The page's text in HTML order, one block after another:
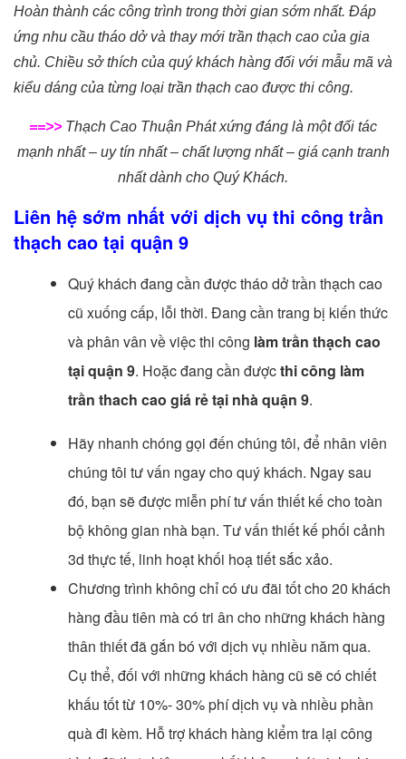
Hoàn thành các công trình trong thời gian sớm nhất. Đáp
ứng nhu cầu tháo dở và thay mới trần thạch cao của gia
chủ. Chiều sở thích của quý khách hàng đối với mẫu mã và
kiểu dáng của từng loại trần thạch cao được thi công.
==>> Thạch Cao Thuận Phát xứng đáng là một đối tác
mạnh nhất – uy tín nhất – chất lượng nhất – giá cạnh tranh
nhất dành cho Quý Khách.
Liên hệ sớm nhất với dịch vụ thi công trần
thạch cao tại quận 9
Quý khách đang cần được tháo dở trần thạch cao
cũ xuống cấp, lỗi thời. Đang cần trang bị kiến thức
và phân vân về việc thi công làmtrần thạch cao
tại quận 9. Hoặc đang cần đượcthi công làm
trần thach cao giá rẻ tại nhà quận 9.
Hãy nhanh chóng gọi đến chúng tôi, để nhân viên
chúng tôi tư vấn ngay cho quý khách. Ngay sau
đó, bạn sẽ được miễn phí tư vấn thiết kế cho toàn
bộ không gian nhà bạn. Tư vấn thiết kế phối cảnh
3d thực tế, linh hoạt khối hoạ tiết sắc xảo.
Chương trình không chỉ có ưu đãi tốt cho 20 khách
hàng đầu tiên mà có tri ân cho những khách hàng
thân thiết đã gắn bó với dịch vụ nhiều năm qua.
Cụ thể, đối với những khách hàng cũ sẽ có chiết
khấu tốt từ 10%- 30% phí dịch vụ và nhiều phần
quà đi kèm. Hỗ trợ khách hàng kiểm tra lại công